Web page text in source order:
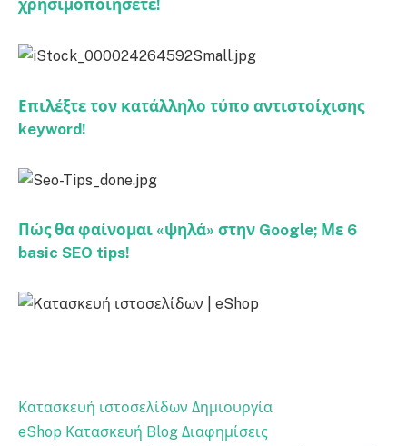
χρησιμοποιήσετε!
Επιλέξτε τον κατάλληλο τύπο αντιστοίχισης
keyword!
Πώς θα φαίνομαι «ψηλά» στην Google; Με 6
basic SEO tips!
Κατασκευή ιστοσελίδων Δημιουργία
eShop Κατασκευή Blog Διαφημίσεις